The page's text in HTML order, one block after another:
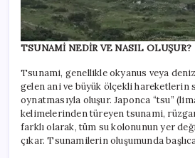
TSUNAMİ NEDİR VE NASIL OLUŞUR?
Tsunami, genellikle okyanus veya
gelen ani ve büyük ölçekli hareketlerin
oynatmasıyla oluşur. Japonca “tsu”
kelimelerinden türeyen tsunami,
farklı olarak, tüm su kolonunun yer
çıkar. Tsunamilerin oluşumunda